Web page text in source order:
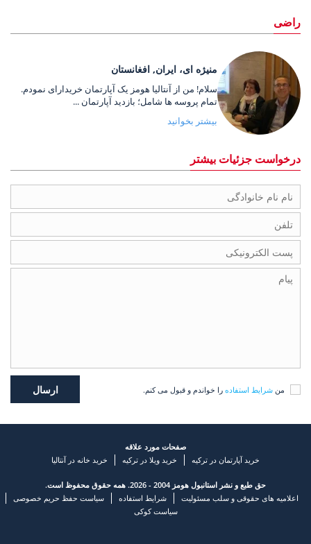
راضی
منیژه ای، ایران, افغانستان
سلام! من از آنتالیا هومز یک آپارتمان خریدارای نمودم.
تمام پروسه ها شامل؛ بازدید آپارتمان ...
بیشتر بخوانید
درخواست جزئیات بیشتر
من شرایط استفاده را خواندم و قبول می کنم.
صفحات مورد علاقه
خرید آپارتمان در ترکیه
خرید ویلا در ترکیه خرید خانه در آنتالیا
حق طبع و نشر استانبول هومز 2004 - 2026. همه حقوق محفوظ است.
اعلامیه های حقوقی و سلب مسئولیت
شرایط استفاده
سیاست حفظ حریم خصوصی
سیاست کوکی